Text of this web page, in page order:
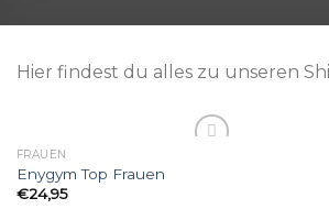
Hier findest du alles zu unseren
FRAUEN
Enygym Top Frauen
€24,95